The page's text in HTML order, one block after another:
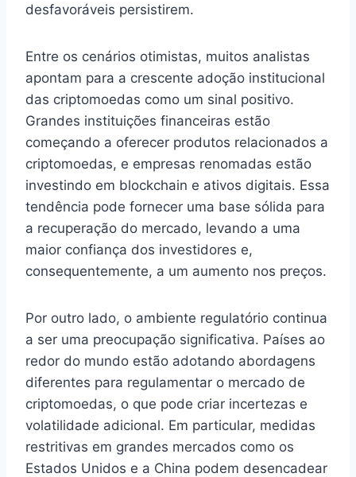
desfavoráveis persistirem.
Entre os cenários otimistas, muitos analistas
apontam para a crescente adoção institucional
das criptomoedas como um sinal positivo.
Grandes instituições financeiras estão
começando a oferecer produtos relacionados a
criptomoedas, e empresas renomadas estão
investindo em blockchain e ativos digitais. Essa
tendência pode fornecer uma base sólida para
a recuperação do mercado, levando a uma
maior confiança dos investidores e,
consequentemente, a um aumento nos preços.
Por outro lado, o ambiente regulatório continua
a ser uma preocupação significativa. Países ao
redor do mundo estão adotando abordagens
diferentes para regulamentar o mercado de
criptomoedas, o que pode criar incertezas e
volatilidade adicional. Em particular, medidas
restritivas em grandes mercados como os
Estados Unidos e a China podem desencadear